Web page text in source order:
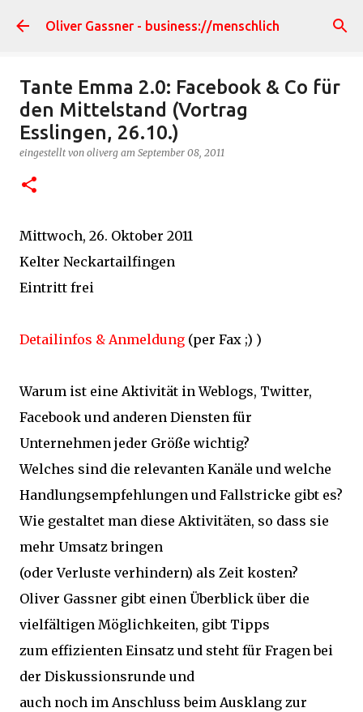
Direkt zum Hauptbereich
Oliver Gassner - business://menschlich
Tante Emma 2.0: Facebook & Co für
den Mittelstand (Vortrag
Esslingen, 26.10.)
eingestellt von oliverg am September 08, 2011
Mittwoch, 26. Oktober 2011
Kelter Neckartailfingen
Eintritt frei
Detailinfos & Anmeldung (per Fax ;) )
Warum ist eine Aktivität in Weblogs, Twitter,
Facebook und anderen Diensten für
Unternehmen jeder Größe wichtig?
Welches sind die relevanten Kanäle und welche
Handlungsempfehlungen und Fallstricke gibt es?
Wie gestaltet man diese Aktivitäten, so dass sie
mehr Umsatz bringen
(oder Verluste verhindern) als Zeit kosten?
Oliver Gassner gibt einen Überblick über die
vielfältigen Möglichkeiten, gibt Tipps
zum effizienten Einsatz und steht für Fragen bei
der Diskussionsrunde und
auch noch im Anschluss beim Ausklang zur